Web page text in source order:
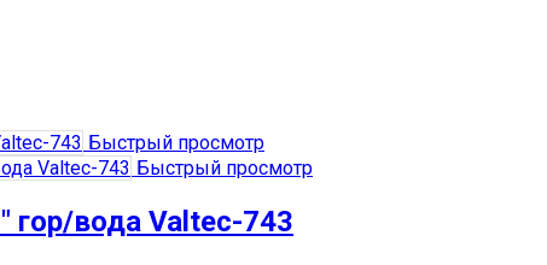
Быстрый просмотр
Быстрый просмотр
гор/вода Valtec-743